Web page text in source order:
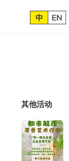
其他活动